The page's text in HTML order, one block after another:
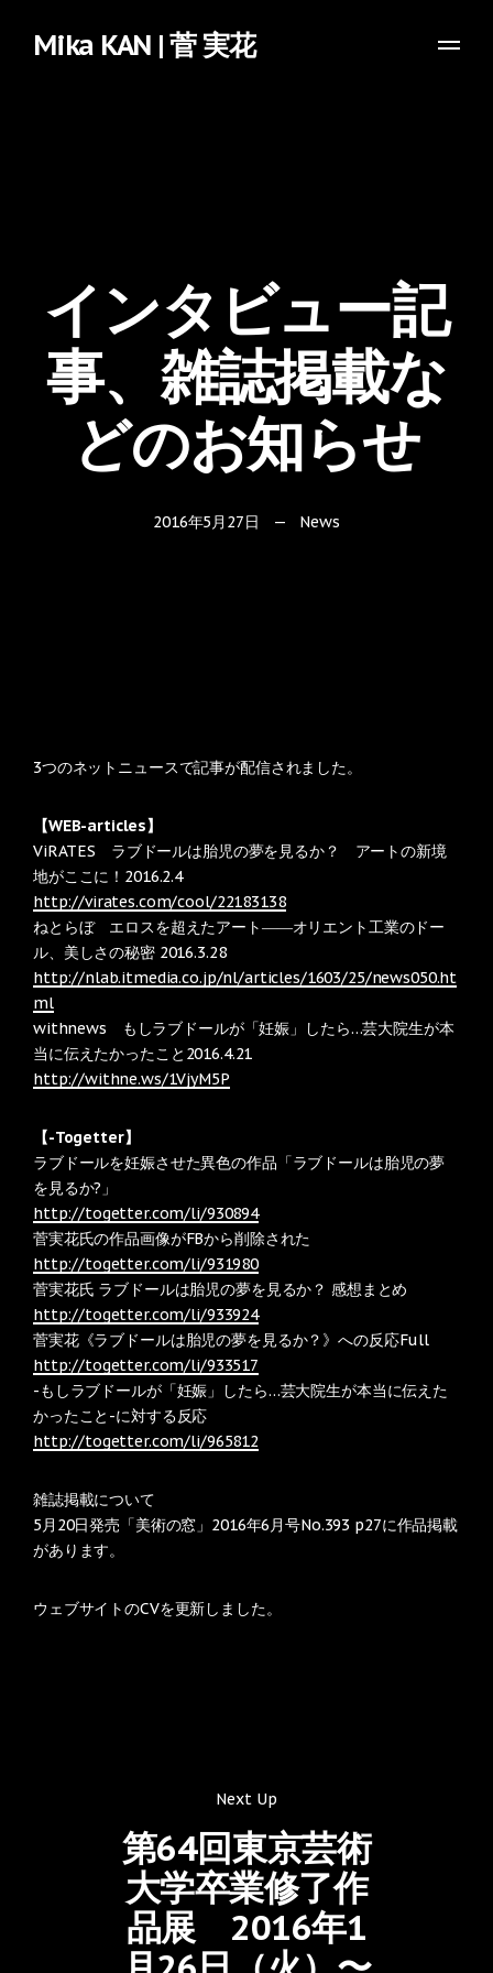
Mika KAN | 菅 実花
インタビュー記
事、雑誌掲載な
どのお知らせ
2016年5月27日 — News
3つのネットニュースで記事が配信されました。
【WEB-articles】
ViRATES ラブドールは胎児の夢を見るか？ アートの新境
地がここに！2016.2.4
http://virates.com/cool/22183138
ねとらぼ エロスを超えたアート――オリエント工業のドー
ル、美しさの秘密 2016.3.28
http://nlab.itmedia.co.jp/nl/articles/1603/25/news050.ht
ml
withnews もしラブドールが「妊娠」したら…芸大院生が本
当に伝えたかったこと2016.4.21
http://withne.ws/1VjyM5P
【-Togetter】
ラブドールを妊娠させた異色の作品「ラブドールは胎児の夢
を見るか?」
http://togetter.com/li/930894
菅実花氏の作品画像がFBから削除された
http://togetter.com/li/931980
菅実花氏 ラブドールは胎児の夢を見るか？ 感想まとめ
http://togetter.com/li/933924
菅実花《ラブドールは胎児の夢を見るか？》への反応Full
http://togetter.com/li/933517
-もしラブドールが「妊娠」したら…芸大院生が本当に伝えた
かったこと-に対する反応
http://togetter.com/li/965812
雑誌掲載について
5月20日発売「美術の窓」2016年6月号No.393 p27に作品掲載
があります。
ウェブサイトのCVを更新しました。
Next Up
第64回東京芸術
大学卒業修了作
品展 2016年1